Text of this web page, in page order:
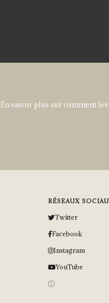
En savoir plus sur comment
RÉSEAUX
Twitter
Facebook
Instagram
YouTube